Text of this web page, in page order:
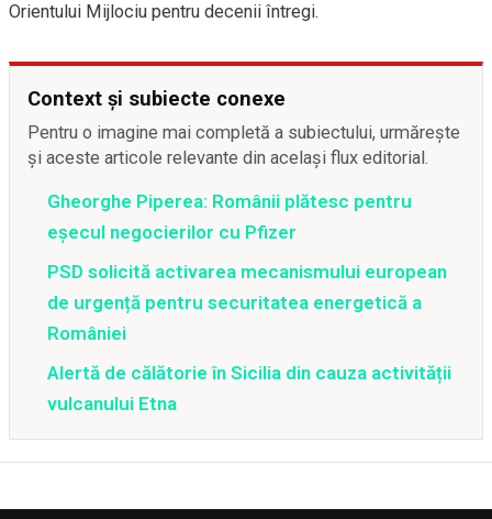
Orientului Mijlociu pentru decenii întregi.
Context și subiecte conexe
Pentru o imagine mai completă a subiectului, urmărește
și aceste articole relevante din același flux editorial.
Gheorghe Piperea: Românii plătesc pentru
eșecul negocierilor cu Pfizer
PSD solicită activarea mecanismului european
de urgență pentru securitatea energetică a
României
Alertă de călătorie în Sicilia din cauza activității
vulcanului Etna